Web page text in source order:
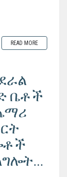
READ MORE
ቤቶች